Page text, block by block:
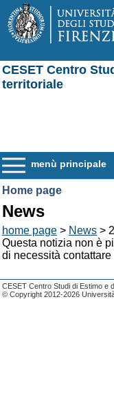
CESET Centro
territoriale
menù principale
Home page
News
home page > News >
Questa notizia non è
di necessità contattare
CESET Centro Studi di Estimo e
© Copyright 2012-2026